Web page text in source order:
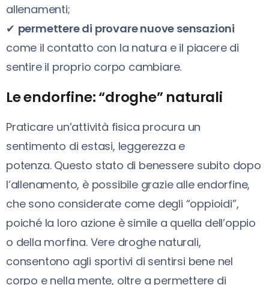
allenamenti;
✔ permettere di provare nuove sensazioni
come il contatto con la natura e il piacere di
sentire il proprio corpo cambiare.
Le endorfine: “droghe” naturali
Praticare un’attività fisica procura un
sentimento di estasi, leggerezza e
potenza. Questo stato di benessere subito dopo
l’allenamento, è possibile grazie alle endorfine,
che sono considerate come degli “oppioidi”,
poiché la loro azione è simile a quella dell’oppio
o della morfina. Vere droghe naturali,
consentono agli sportivi di sentirsi bene nel
corpo e nella mente, oltre a permettere di